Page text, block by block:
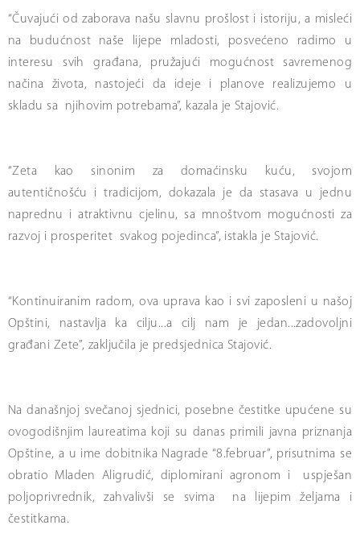
“Čuvajući od zaborava našu slavnu prošlost i istoriju, a misleći
na budućnost naše lijepe mladosti, posvećeno radimo u
interesu svih građana, pružajući mogućnost savremenog
načina života, nastojeći da ideje i planove realizujemo u
skladu sa njihovim potrebama”, kazala je Stajović.
“Zeta kao sinonim za domaćinsku kuću, svojom
autentičnošću i tradicijom, dokazala je da stasava u jednu
naprednu i atraktivnu cjelinu, sa mnoštvom mogućnosti za
razvoj i prosperitet svakog pojedinca”, istakla je Stajović.
“Kontinuiranim radom, ova uprava kao i svi zaposleni u našoj
Opštini, nastavlja ka cilju...a cilj nam je jedan...zadovoljni
građani Zete”, zaključila je predsjednica Stajović.
Na današnjoj svečanoj sjednici, posebne čestitke upućene su
ovogodišnjim laureatima koji su danas primili javna priznanja
Opštine, a u ime dobitnika Nagrade “8.februar”, prisutnima se
obratio Mladen Aligrudić, diplomirani agronom i uspješan
poljoprivrednik, zahvalivši se svima na lijepim željama i
čestitkama.